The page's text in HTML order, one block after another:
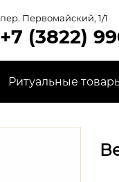
пер. Первомайский, 1/1
+7 (3822)
Ритуальные